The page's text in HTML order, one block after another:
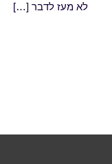
לא מעז לדבר […]